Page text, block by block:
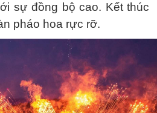
sự đồng bộ cao. Kết thúc
pháo hoa rực rỡ.